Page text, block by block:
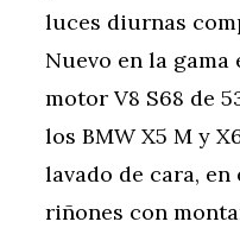
luces diurnas
Nuevo en la gama
motor V8 S68 de
los BMW X5 M y
lavado de cara,
riñones con